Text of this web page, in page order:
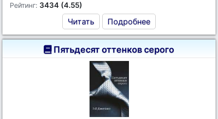
Рейтинг: 3434 (4.55)
Читать Подробнее
Пятьдесят оттенков серого